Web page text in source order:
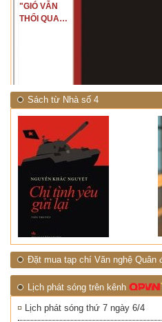
"GIÓ VẪN
THỔI QUA
Sách từ Nhà số 4
Đặt mua tạp chí Văn nghệ Quân
Lịch phát sóng trên kênh
Lịch phát sóng thứ 7 ngày 6/4